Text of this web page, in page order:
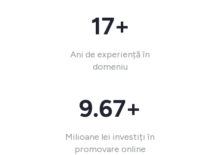
17+
Ani de experiență în
domeniu
9.67+
Milioane lei investiți în
promovare online